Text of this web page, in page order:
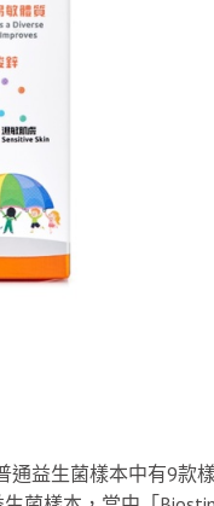
益生菌樣本中有9款